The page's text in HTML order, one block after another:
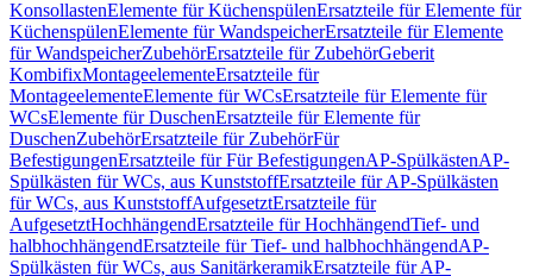
KonsollastenElemente für KüchenspülenErsatzteile für Elemente für
KüchenspülenElemente für WandspeicherErsatzteile für Elemente
für WandspeicherZubehörErsatzteile für ZubehörGeberit
KombifixMontageelementeErsatzteile für
MontageelementeElemente für WCsErsatzteile für Elemente für
WCsElemente für DuschenErsatzteile für Elemente für
DuschenZubehörErsatzteile für ZubehörFür
BefestigungenErsatzteile für Für BefestigungenAP-SpülkästenAP-
Spülkästen für WCs, aus KunststoffErsatzteile für AP-Spülkästen
für WCs, aus KunststoffAufgesetztErsatzteile für
AufgesetztHochhängendErsatzteile für HochhängendTief- und
halbhochhängendErsatzteile für Tief- und halbhochhängendAP-
Spülkästen für WCs, aus SanitärkeramikErsatzteile für AP-